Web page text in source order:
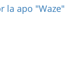
la apo "Waze"